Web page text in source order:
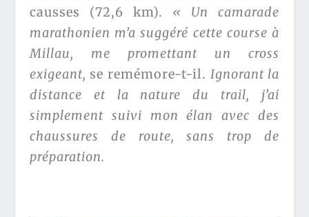
causses (72,6 km). « Un camarade
marathonien m’a suggéré cette course à
Millau, me promettant un cross
exigeant, se remémore-t-il. Ignorant la
distance et la nature du trail, j’ai
simplement suivi mon élan avec des
chaussures de route, sans trop de
préparation.